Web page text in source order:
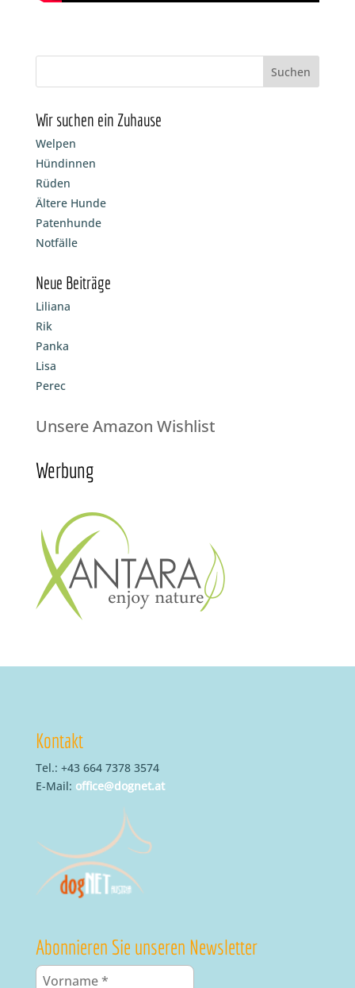
Wir suchen ein Zuhause
Welpen
Hündinnen
Rüden
Ältere Hunde
Patenhunde
Notfälle
Neue Beiträge
Liliana
Rik
Panka
Lisa
Perec
Unsere Amazon Wishlist
Werbung
Kontakt
Tel.: +43 664 7378 3574
E-Mail: office@dognet.at
Abonnieren Sie unseren Newsletter